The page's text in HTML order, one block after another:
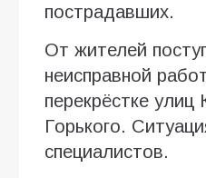
пострадавших.
От жителей
неисправной
перекрёстке
Горького.
специалистов.